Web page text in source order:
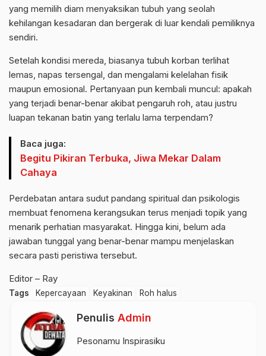
yang memilih diam menyaksikan tubuh yang seolah
kehilangan kesadaran dan bergerak di luar kendali pemiliknya
sendiri.
Setelah kondisi mereda, biasanya tubuh korban terlihat
lemas, napas tersengal, dan mengalami kelelahan fisik
maupun emosional. Pertanyaan pun kembali muncul: apakah
yang terjadi benar-benar akibat pengaruh roh, atau justru
luapan tekanan batin yang terlalu lama terpendam?
Baca juga:
Begitu Pikiran Terbuka, Jiwa Mekar Dalam
Cahaya
Perdebatan antara sudut pandang spiritual dan psikologis
membuat fenomena kerangsukan terus menjadi topik yang
menarik perhatian masyarakat. Hingga kini, belum ada
jawaban tunggal yang benar-benar mampu menjelaskan
secara pasti peristiwa tersebut.
Editor – Ray
Tags Kepercayaan Keyakinan Roh halus
Penulis Admin
Pesonamu Inspirasiku